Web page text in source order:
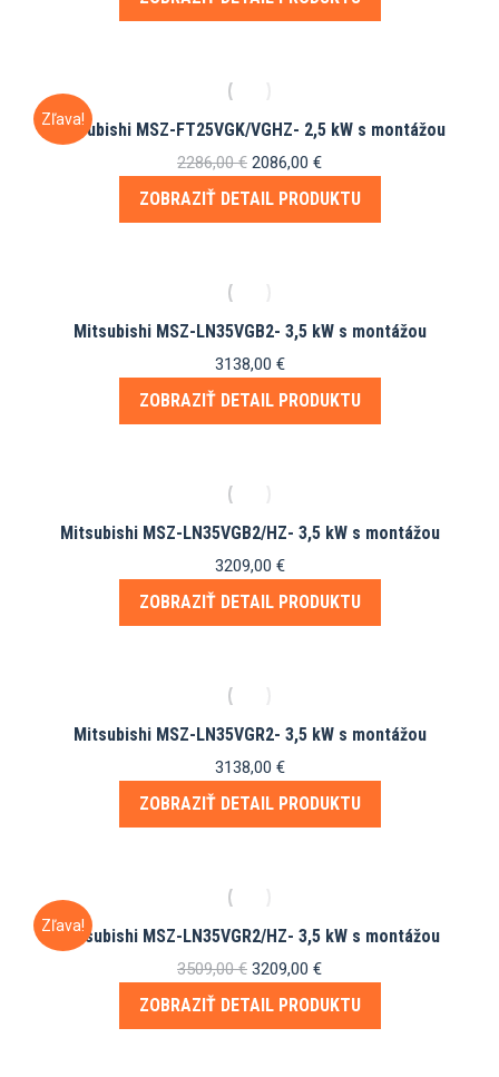
Zľava!
Mitsubishi MSZ-FT25VGK/VGHZ- 2,5 kW s montážou
2286,00€ Pôvodná
cena
2086,00 €Aktuálna
cena
ZOBRAZIŤ DETAIL PRODUKTU
Mitsubishi MSZ-LN35VGB2- 3,5 kW s montážou
3138,00 €
ZOBRAZIŤ DETAIL PRODUKTU
Mitsubishi MSZ-LN35VGB2/HZ- 3,5 kW s montážou
3209,00 €
ZOBRAZIŤ DETAIL PRODUKTU
Mitsubishi MSZ-LN35VGR2- 3,5 kW s montážou
3138,00 €
ZOBRAZIŤ DETAIL PRODUKTU
Zľava!
Mitsubishi MSZ-LN35VGR2/HZ- 3,5 kW s montážou
3509,00€ Pôvodná
cena
3209,00 €Aktuálna
cena
ZOBRAZIŤ DETAIL PRODUKTU